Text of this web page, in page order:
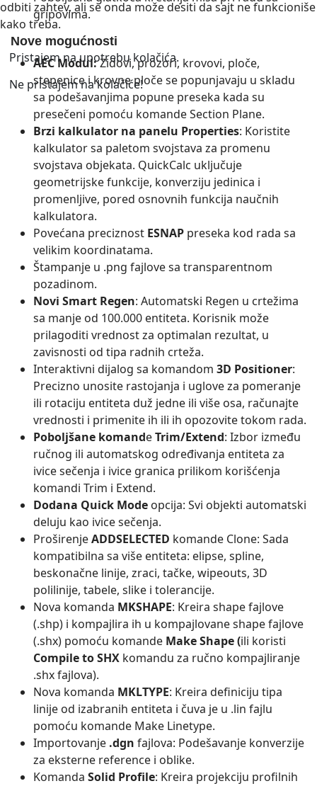
gripovima.
Nove mogućnosti
AEC Modul:Zidovi, prozori, krovovi, ploče,
stepenice i krovne ploče se popunjavaju u skladu
sa podešavanjima popune preseka kada su
presečeni pomoću komande Section Plane.
Brzi kalkulator na panelu Properties: Koristite
kalkulator sa paletom svojstava za promenu
svojstava objekata. QuickCalc uključuje
geometrijske funkcije, konverziju jedinica i
promenljive, pored osnovnih funkcija naučnih
kalkulatora.
Povećana preciznost ESNAP preseka kod rada sa
velikim koordinatama.
Štampanje u .png fajlove sa transparentnom
pozadinom.
Novi Smart Regen: Automatski Regen u crtežima
sa manje od 100.000 entiteta. Korisnik može
prilagoditi vrednost za optimalan rezultat, u
zavisnosti od tipa radnih crteža.
Interaktivni dijalog sa komandom 3D Positioner:
Precizno unosite rastojanja i uglove za pomeranje
ili rotaciju entiteta duž jedne ili više osa, računajte
vrednosti i primenite ih ili ih opozovite tokom rada.
Poboljšane komandeTrim/Extend: Izbor između
ručnog ili automatskog određivanja entiteta za
ivice sečenja i ivice granica prilikom korišćenja
komandi Trim i Extend.
Dodana Quick Mode opcija: Svi objekti automatski
deluju kao ivice sečenja.
ProširenjeADDSELECTED komande Clone: Sada
kompatibilna sa više entiteta: elipse, spline,
beskonačne linije, zraci, tačke, wipeouts, 3D
polilinije, tabele, slike i tolerancije.
Nova komanda MKSHAPE: Kreira shape fajlove
(.shp) i kompajlira ih u kompajlovane shape fajlove
(.shx) pomoću komande Make Shape (ili koristi
Compile to SHX komandu za ručno kompajliranje
.shx fajlova).
Nova komanda MKLTYPE: Kreira definiciju tipa
linije od izabranih entiteta i čuva je u .lin fajlu
pomoću komande Make Linetype.
Importovanje .dgn fajlova: Podešavanje konverzije
za eksterne reference i oblike.
Komanda Solid Profile: Kreira projekciju profilnih
odbiti zahtev, ali se onda može desiti da sajt ne funkcioniše
kako treba.
Pristajem na upotrebu kolačića.
Ne pristajem na kolačiće!